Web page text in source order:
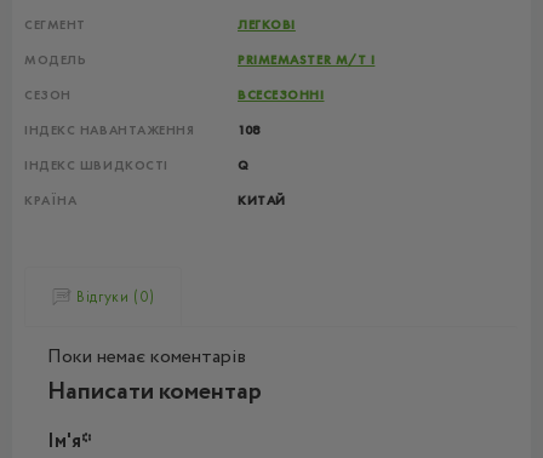
СЕГМЕНТ ЛЕГКОВІ
МОДЕЛЬ PRIMEMASTER M/T I
СЕЗОН ВСЕСЕЗОННІ
ІНДЕКС НАВАНТАЖЕННЯ 108
ІНДЕКС ШВИДКОСТІ Q
КРАЇНА КИТАЙ
Відгуки (0)
Поки немає коментарів
Написати коментар
Ім'я*